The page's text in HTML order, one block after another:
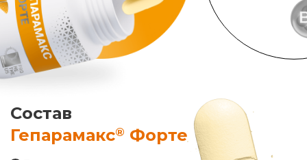
Состав
Гепарамакс® Форте